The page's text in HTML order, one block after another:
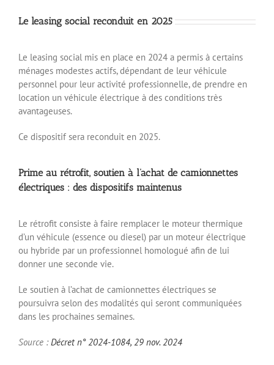
Le leasing social reconduit en 2025
Le leasing social mis en place en 2024 a permis à certains
ménages modestes actifs, dépendant de leur véhicule
personnel pour leur activité professionnelle, de prendre en
location un véhicule électrique à des conditions très
avantageuses.
Ce dispositif sera reconduit en 2025.
Prime au rétrofit, soutien à l’achat de camionnettes
électriques : des dispositifs maintenus
Le rétrofit consiste à faire remplacer le moteur thermique
d’un véhicule (essence ou diesel) par un moteur électrique
ou hybride par un professionnel homologué afin de lui
donner une seconde vie.
Le soutien à l’achat de camionnettes électriques se
poursuivra selon des modalités qui seront communiquées
dans les prochaines semaines.
Source : Décret n° 2024-1084, 29 nov. 2024